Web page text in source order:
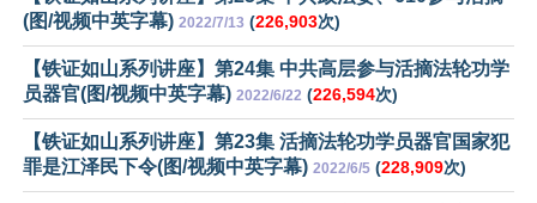
(图/视频中英字幕) 2022/7/13 (226,903次)
【铁证如山系列讲座】第24集 中共高层参与活摘法轮功学
员器官(图/视频中英字幕) 2022/6/22 (226,594次)
【铁证如山系列讲座】第23集 活摘法轮功学员器官国家犯
罪是江泽民下令(图/视频中英字幕) 2022/6/5 (228,909次)